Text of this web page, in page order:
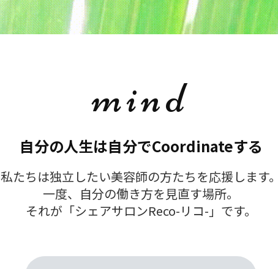
mind
自分の人生は自分でCoordinateする
私たちは独立したい美容師の方たちを応援します
一度、自分の働き方を見直す場所。
それが「シェアサロンReco-リコ-」です。